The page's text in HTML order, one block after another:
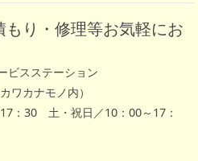
もり・修理等お気軽にお
ビスステーション
ワカナモノ内）
：30 土・祝日／10：00～17：